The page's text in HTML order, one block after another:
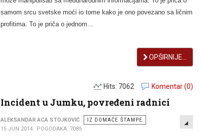
samom srcu svetske moći io tome kako je ono povezano sa ličnim
profitima. To je priča o jednom...
OPŠIRNIJE...
Komentar (0)
Hits: 7062
Incident u Jumku, povređeni radnici
EMPTY
ALEKSANDAR ACA STOJKOVIĆ
IZ DOMAĆE ŠTAMPE
15 JUN 2014
POGODAKA: 7085